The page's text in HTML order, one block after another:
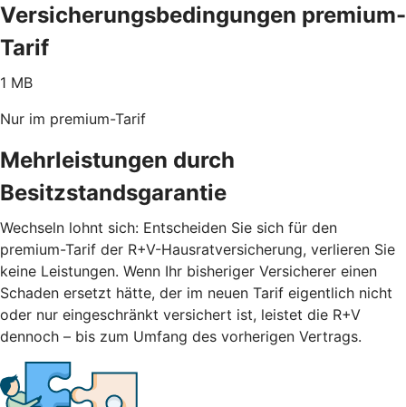
Versicherungsbedingungen premium-
Tarif
1 MB
Nur im premium-Tarif
Mehrleistungen durch
Besitzstandsgarantie
Wechseln lohnt sich: Entscheiden Sie sich für den
premium-Tarif der R+V-Hausratversicherung, verlieren Sie
keine Leistungen. Wenn Ihr bisheriger Versicherer einen
Schaden ersetzt hätte, der im neuen Tarif eigentlich nicht
oder nur eingeschränkt versichert ist, leistet die R+V
dennoch – bis zum Umfang des vorherigen Vertrags.